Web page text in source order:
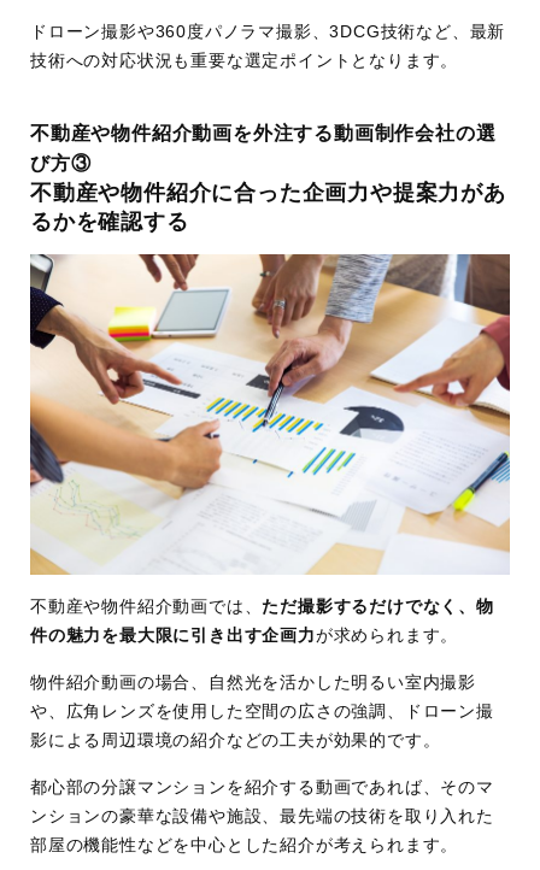
ドローン撮影や360度パノラマ撮影、3DCG技術など、最新
技術への対応状況も重要な選定ポイントとなります。
不動産や物件紹介動画を外注する動画制作会社の選
び方③
不動産や物件紹介に合った企画力や提案力があ
るかを確認する
不動産や物件紹介動画では、ただ撮影するだけでなく、物
件の魅力を最大限に引き出す企画力が求められます。
物件紹介動画の場合、自然光を活かした明るい室内撮影
や、広角レンズを使用した空間の広さの強調、ドローン撮
影による周辺環境の紹介などの工夫が効果的です。
都心部の分譲マンションを紹介する動画であれば、そのマ
ンションの豪華な設備や施設、最先端の技術を取り入れた
部屋の機能性などを中心とした紹介が考えられます。